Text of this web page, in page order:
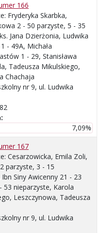
166
Fryderyka Skarbka,
2 - 50 parzyste, 5 - 35
Jana Dzierżonia, Ludwika
- 49A, Michała
1 - 29, Stanisława
Tadeusza Mikulskiego,
Chachaja
nr 9, ul. Ludwika
82
7,09%
167
Cesarzowicka, Emila Zoli,
parzyste, 3 - 15
Siny Awicenny 21 - 23
53 nieparzyste, Karola
Leszczynowa, Tadeusza
nr 9, ul. Ludwika